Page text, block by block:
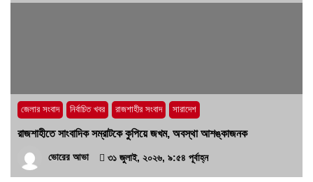
জেলার সংবাদ নির্বাচিত খবর রাজশাহীর সংবাদ সারাদেশ
রাজশাহীতে সাংবাদিক সম্রাটকে কুপিয়ে জখম, অবস্থা আশঙ্কাজনক
ভোরের আভা ৩১ জুলাই, ২০২৬, ৯:৫৪ পূর্বাহ্ন